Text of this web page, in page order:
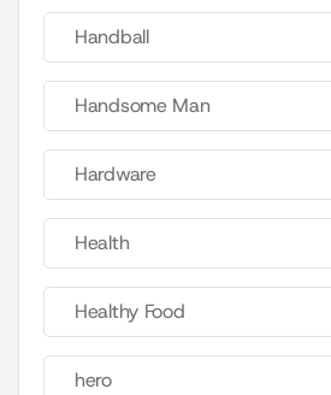
Handball
Handsome Man
Hardware
Health
Healthy Food
hero